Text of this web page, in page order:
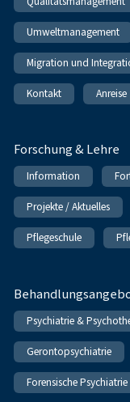
Umweltmanagement
Migration und
Kontakt Anreise
Forschung & Lehre
Information
Projekte / Aktuelles
Pflegeschule
Psychiatrie &
Gerontopsychiatrie
Forensische Psychiatrie